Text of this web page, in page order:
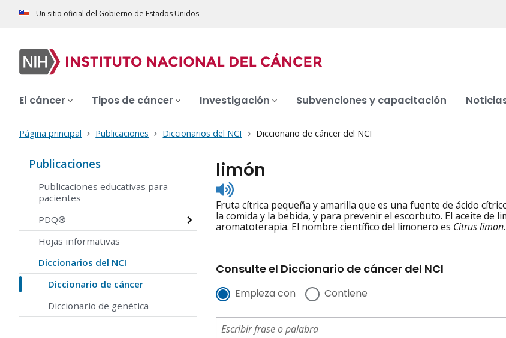
Un sitio oficial del Gobierno de Estados Unidos
El cáncer Tipos de cáncer Investigación Subvenciones y capacitación
Página principal Publicaciones Diccionarios del NCI Diccionario de cáncer del NCI
Publicaciones
Publicaciones educativas para
pacientes
PDQ®
Hojas informativas
Diccionarios del NCI
Diccionario de cáncer
Diccionario de genética
limón
Listen
to
pronunciation
Fruta cítrica pequeña y amarilla que es una fuente de ácido
la comida y la bebida, y para prevenir el escorbuto. El aceite de
aromatoterapia. El nombre científico del limonero es Citrus limon.
Consulte el Diccionario de cáncer del NCI
Empieza con Contiene